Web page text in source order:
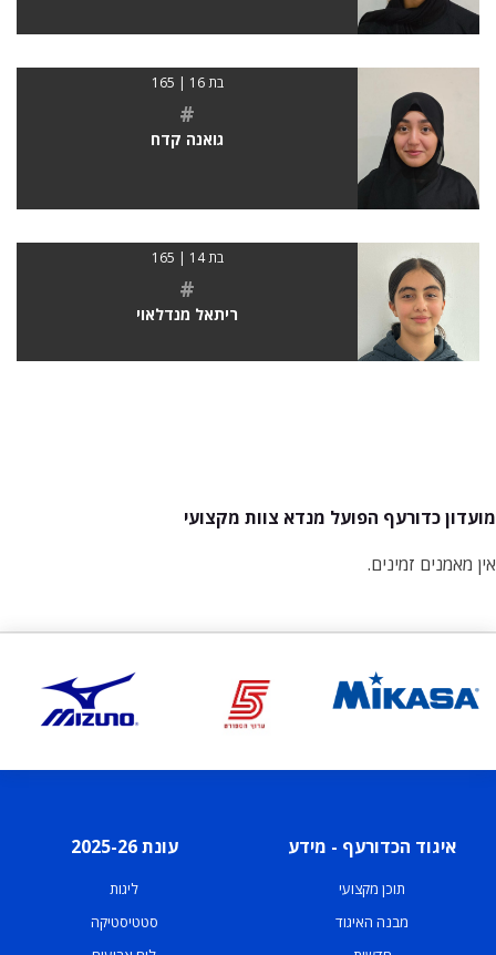
בת 16 | 165
#
גואנה קדח
בת 14 | 165
#
ריתאל מנדלאוי
מועדון כדורעף הפועל מנדא צוות מקצועי
אין מאמנים זמינים.
איגוד הכדורעף - מידע
תוכן מקצועי
מבנה האיגוד
עונת 2025-26
ליגות
סטטיסטיקה